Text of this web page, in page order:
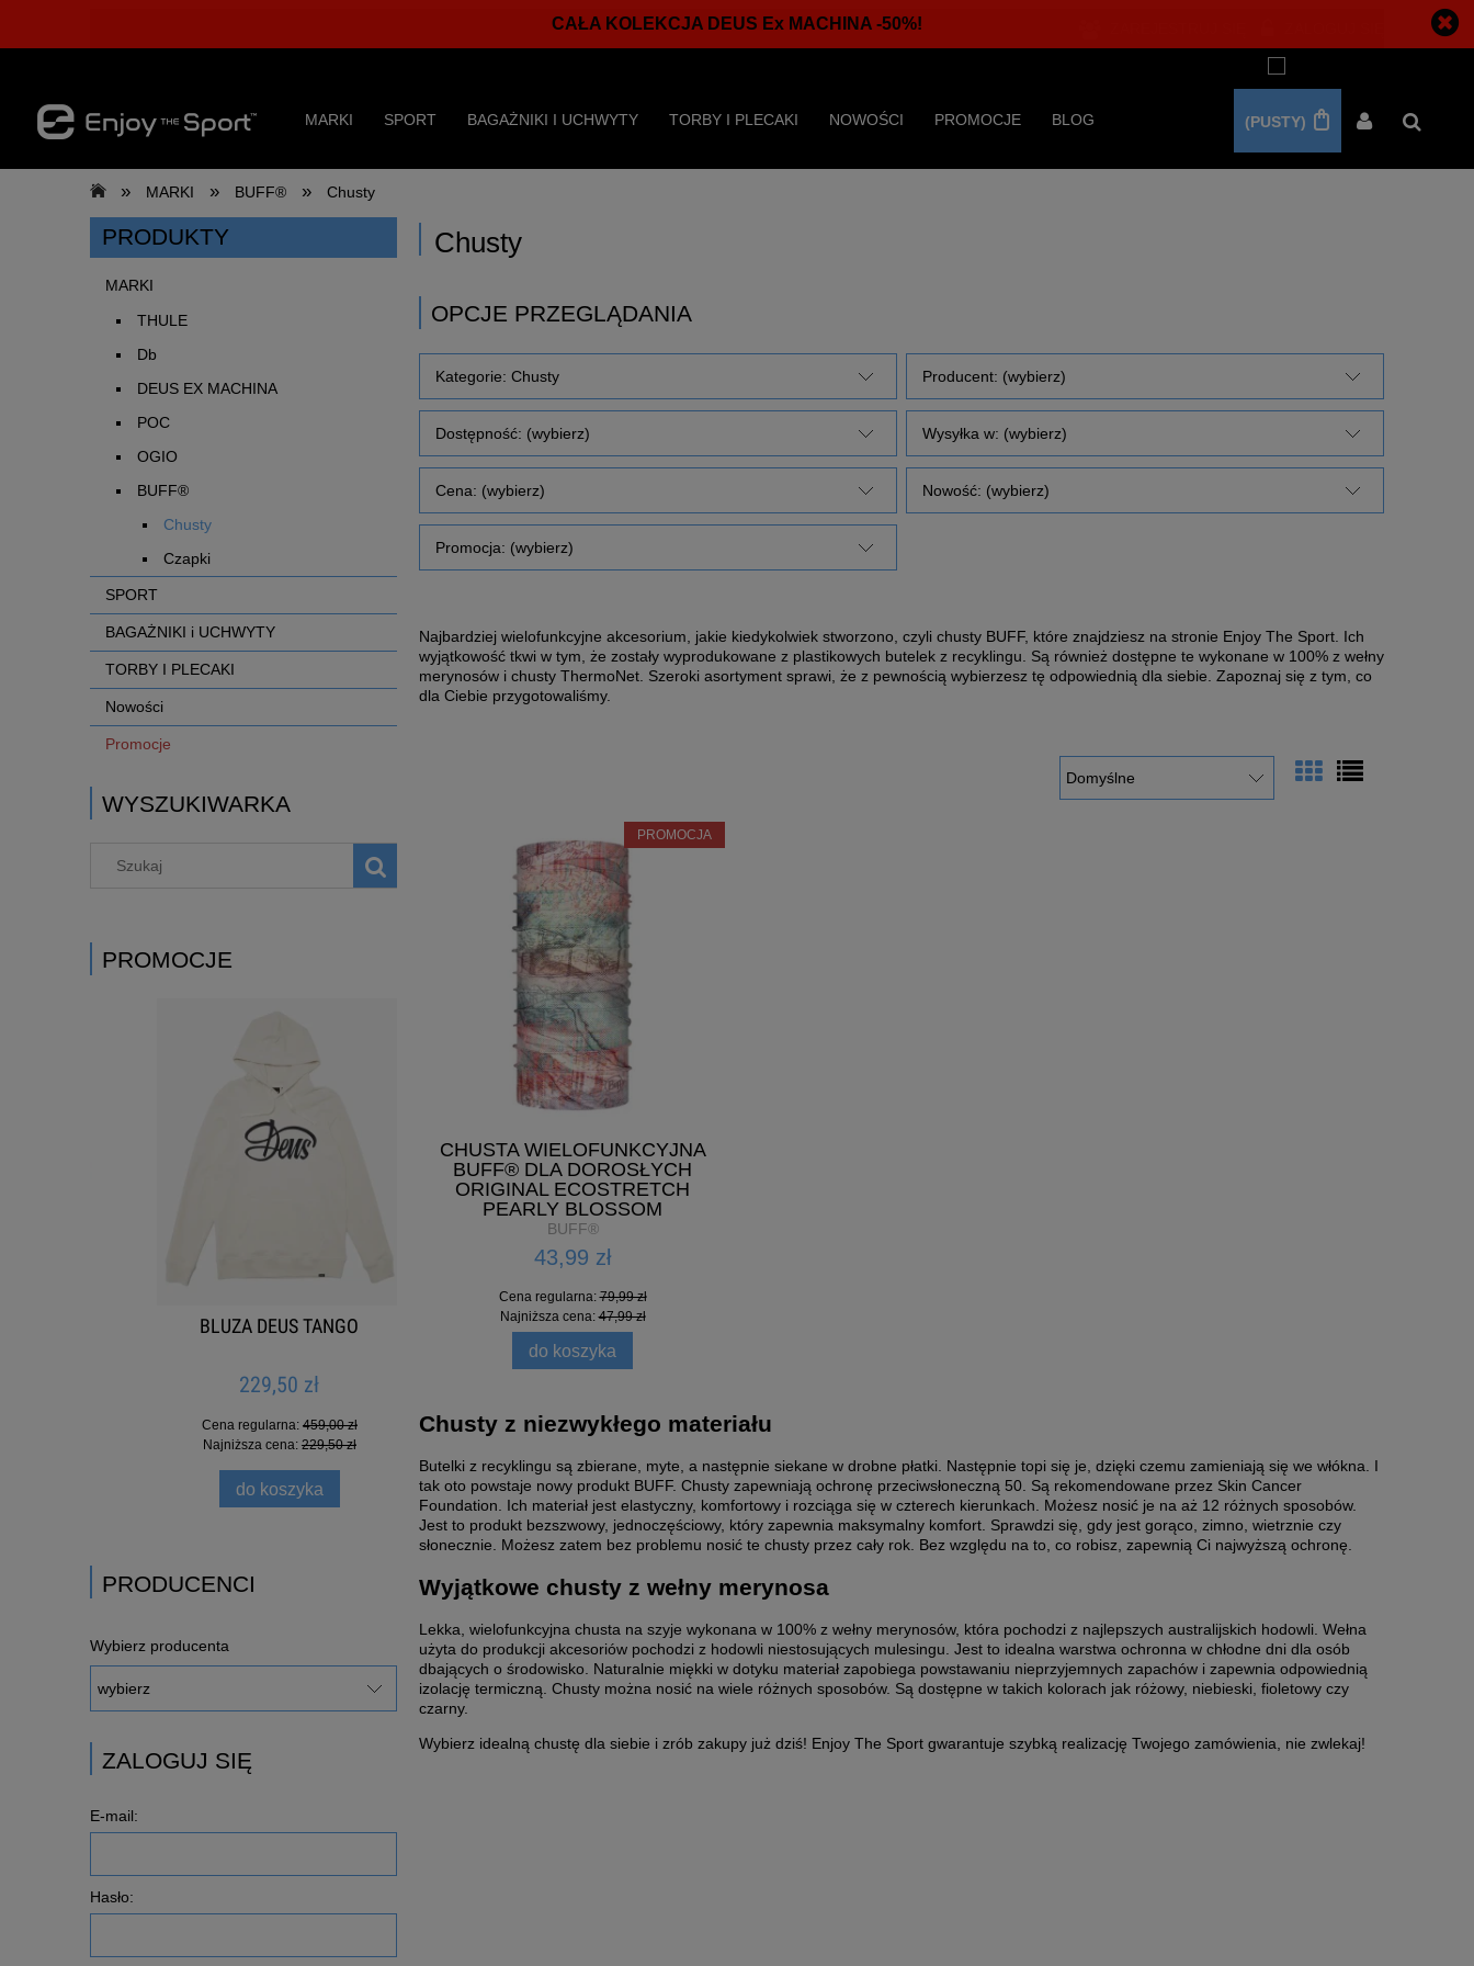
CAŁA KOLEKCJA DEUS Ex MACHINA -50%!
(PUSTY)
MARKI SPORT BAGAŻNIKI I UCHWYTY TORBY I PLECAKI NOWOŚCI PROMOCJE BLOG
» MARKI » BUFF® » Chusty
PRODUKTY
MARKI
THULE
Db
DEUS EX MACHINA
POC
OGIO
BUFF®
Chusty
Czapki
SPORT
BAGAŻNIKI i UCHWYTY
TORBY I PLECAKI
Nowości
Promocje
WYSZUKIWARKA
PROMOCJE
BLUZA DEUS TANGO
229,50 zł
Cena regularna: 459,00 zł
Najniższa cena: 229,50 zł
do koszyka
KOSZULKA ROWEROWA POC
WOMEN'S REFORM ENDURO LIGHT
Cena regularna:290,00 zł
do koszyka do koszyka do koszyka
PRODUCENCI
Wybierz producenta
ZALOGUJ SIĘ
E-mail:
Hasło:
Chusty
OPCJE PRZEGLĄDANIA
Kategorie: Chusty Producent: (wybierz)
Dostępność: (wybierz) Wysyłka w: (wybierz)
Cena: (wybierz) Nowość: (wybierz)
Promocja: (wybierz)
Najbardziej wielofunkcyjne akcesorium, jakie kiedykolwiek stworzono, czyli chusty BUFF, które znajdziesz na stronie Enjoy The Sport. Ich
wyjątkowość tkwi w tym, że zostały wyprodukowane z plastikowych butelek z recyklingu. Są również dostępne te wykonane w 100% z wełny
merynosów i chusty ThermoNet. Szeroki asortyment sprawi, że z pewnością wybierzesz tę odpowiednią dla siebie. Zapoznaj się z tym, co
dla Ciebie przygotowaliśmy.
CHUSTA WIELOFUNKCYJNA
BUFF® DLA DOROSŁYCH
ORIGINAL ECOSTRETCH
PEARLY BLOSSOM
BUFF®
43,99 zł
Cena regularna:79,99 zł
Najniższa cena:47,99 zł
do koszyka
PROMOCJA
Chusty z niezwykłego materiału
Butelki z recyklingu są zbierane, myte, a następnie siekane w drobne płatki. Następnie topi się je, dzięki czemu zamieniają się we włókna. I
tak oto powstaje nowy produkt BUFF. Chusty zapewniają ochronę przeciwsłoneczną 50. Są rekomendowane przez Skin Cancer
Foundation. Ich materiał jest elastyczny, komfortowy i rozciąga się w czterech kierunkach. Możesz nosić je na aż 12 różnych sposobów.
Jest to produkt bezszwowy, jednoczęściowy, który zapewnia maksymalny komfort. Sprawdzi się, gdy jest gorąco, zimno, wietrznie czy
słonecznie. Możesz zatem bez problemu nosić te chusty przez cały rok. Bez względu na to, co robisz, zapewnią Ci najwyższą ochronę.
Wyjątkowe chusty z wełny merynosa
Lekka, wielofunkcyjna chusta na szyje wykonana w 100% z wełny merynosów, która pochodzi z najlepszych australijskich hodowli. Wełna
użyta do produkcji akcesoriów pochodzi z hodowli niestosujących mulesingu. Jest to idealna warstwa ochronna w chłodne dni dla osób
dbających o środowisko. Naturalnie miękki w dotyku materiał zapobiega powstawaniu nieprzyjemnych zapachów i zapewnia odpowiednią
izolację termiczną. Chusty można nosić na wiele różnych sposobów. Są dostępne w takich kolorach jak różowy, niebieski, fioletowy czy
czarny.
Wybierz idealną chustę dla siebie i zrób zakupy już dziś! Enjoy The Sport gwarantuje szybką realizację Twojego zamówienia, nie zwlekaj!